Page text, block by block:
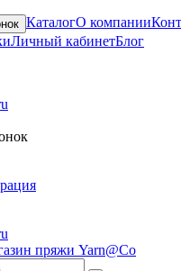
КаталогО компании
Личный кабинетБлог
пряжи Yarn@Co